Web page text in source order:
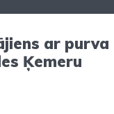
ar purva
Ķemeru